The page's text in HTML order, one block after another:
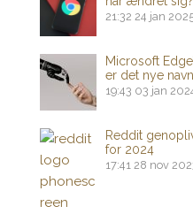
21:32 24 jan
Microsoft
er det nye
19:43 03 jan
Reddit
for 2024
17:41 28 nov